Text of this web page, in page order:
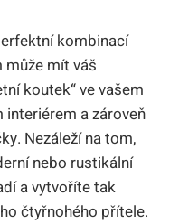
kombinací
může mít váš
koutek“ ve vašem
a zároveň
Nezáleží na tom,
nebo rustikální
a vytvoříte tak
čtyřnohého přítele.